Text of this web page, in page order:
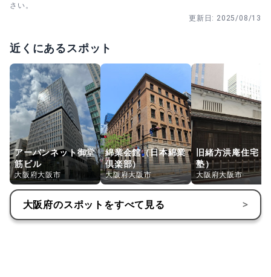
・ 7月16日 夏祭宵宮祭｜前夜祭で神楽や神輿が行われま
・ 7月17日 夏祭奉幣祭・堀江行宮祭｜本祭の日。渡御の活
気に触れたい人は時間に余裕を持って。
・ 10月16日 秋祭宵宮祭｜秋の前夜祭。落ち着いた境内で
神楽奉納をゆっくり鑑賞できます。
・ 10月17日 秋祭奉幣祭・例大祭｜秋の本祭。季節の節目
を祝う荘厳な一日です。
のみかん撒きが楽しい伝統行事。神事後は列に合わせて参
加を。
さい。
更新日: 2025/08/13
近くにあるスポット
アーバンネット御堂
筋ビル
大阪府大阪市
綿業会館（日本綿業
倶楽部）
大阪府大阪市
旧緒方洪庵住宅（
塾）
大阪府大阪市
大阪府のスポットをすべて見る >